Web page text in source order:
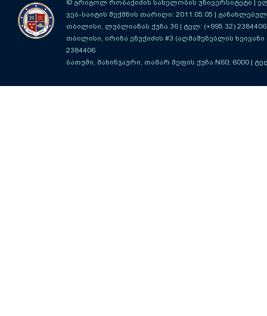
© გრიგოლ რობაქიძის სახელობის უნივერსიტეტი |
ვებ-საიტის შექმნის თარიღი: 2011.05.05 |
თბილისი, ლუბლიანას ქუჩა 36 | ტელ: (+995 32)
თბილისი, ირინა ენუქიძის #3 (აღმაშენებლის ხეივანი
2384406
ბათუმი, მახინჯაური, თამარ მეფის ქუჩა N60; 6000 |